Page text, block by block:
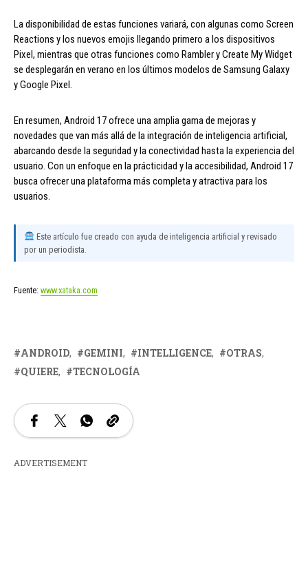
La disponibilidad de estas funciones variará, con algunas como Screen
Reactions y los nuevos emojis llegando primero a los dispositivos
Pixel, mientras que otras funciones como Rambler y Create My Widget
se desplegarán en verano en los últimos modelos de Samsung Galaxy
y Google Pixel.
En resumen, Android 17 ofrece una amplia gama de mejoras y
novedades que van más allá de la integración de inteligencia artificial,
abarcando desde la seguridad y la conectividad hasta la experiencia del
usuario. Con un enfoque en la prácticidad y la accesibilidad, Android 17
busca ofrecer una plataforma más completa y atractiva para los
usuarios.
Este artículo fue creado con ayuda de inteligencia artificial y revisado
por un periodista.
Fuente: www.xataka.com
ANDROID GEMINI INTELLIGENCE
OTRAS
QUIERE
TECNOLOGÍA
ADVERTISEMENT